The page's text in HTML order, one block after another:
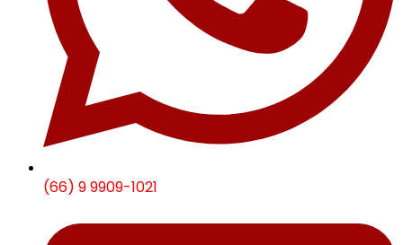
(66) 9 9909-1021